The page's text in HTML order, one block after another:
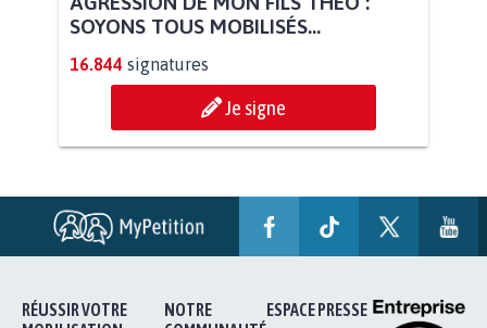
AGRESSION DE MON FILS THÉO :
SOYONS TOUS MOBILISÉS...
Je signe